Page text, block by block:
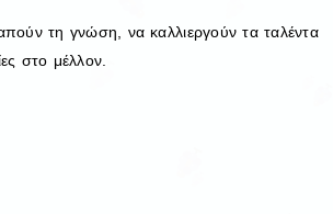
τη γνώση, να καλλιεργούν τα ταλέντα
στο μέλλον.